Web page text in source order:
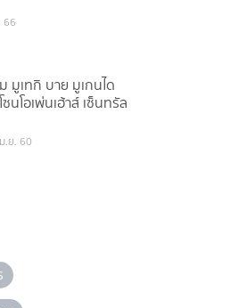
66
มูเทกิ บาย มูเกนได
นโอเพ่นเฮ้าส์ เซ็นทรัล
.ย. 60